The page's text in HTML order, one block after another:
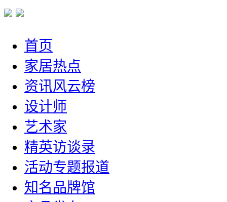
首页
家居热点
资讯风云榜
设计师
艺术家
精英访谈录
活动专题报道
知名品牌馆